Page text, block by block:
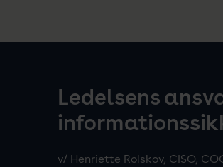
Ledelsens
v/ Henriette Rolskov, CISO,